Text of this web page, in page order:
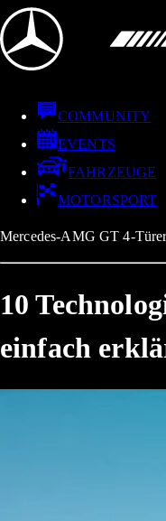
COMMUNITY
EVENTS
FAHRZEUGE
MOTORSPORT
Mercedes-AMG GT 4-
10
einfach